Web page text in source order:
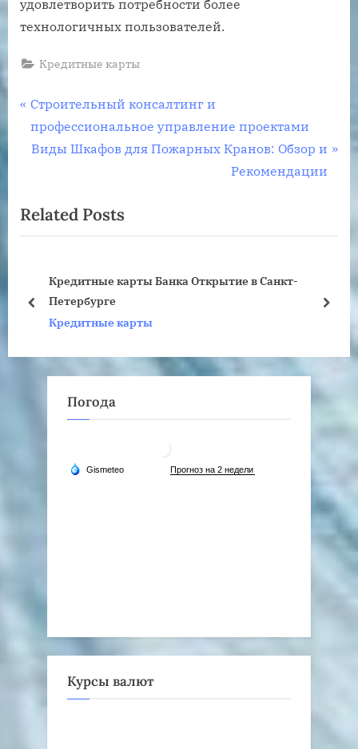
удовлетворить потребности более
технологичных пользователей.
Кредитные карты
Навигация
по
P
r
e
o
u
o
Строительный консалтинг и
профессиональное управление проектами
N
t
P
t
Виды Шкафов для Пожарных Кранов: Обзор и
Рекомендации
Related Posts
Кредитные карты Банка Открытие в Санкт-
Петербурге
Кредитные карты
prev next
Погода
Курсы валют